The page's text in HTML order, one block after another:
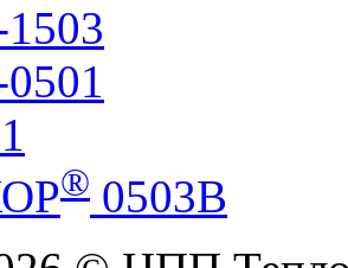
® 0503В